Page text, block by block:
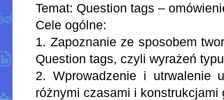
Temat: Question tags –
Cele ogólne:
1. Zapoznanie ze sposobem
Question tags, czyli wyrażeń
2. Wprowadzenie i utrwalenie
różnymi czasami i konstrukcjami